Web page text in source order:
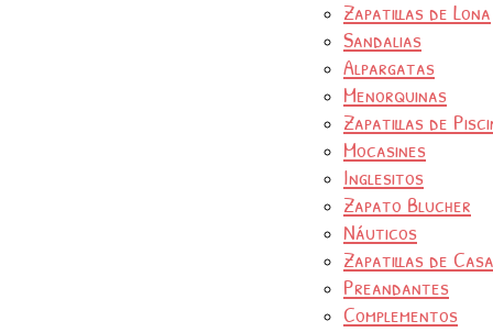
Zapatillas de Lona
Sandalias
Alpargatas
Menorquinas
Zapatillas de
Mocasines
Inglesitos
Zapato Blucher
Náuticos
Zapatillas de Casa
Preandantes
Complementos